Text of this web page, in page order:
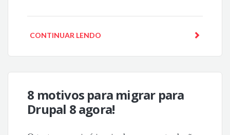
CONTINUAR LENDO
8 motivos para migrar para
Drupal 8 agora!